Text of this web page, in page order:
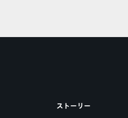
ストーリー